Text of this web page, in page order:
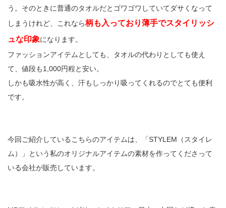
う。そのときに普通のタオルだとゴワゴワしていてダサくなって
しまうけれど、これなら柄も入っており薄手でスタイリッシ
ュな印象になります。
ファッションアイテムとしても、タオルの代わりとしても使え
て、値段も1,000円程と安い。
しかも吸水性が高く、汗もしっかり吸ってくれるのでとても便利
です。
今回ご紹介しているこちらのアイテムは、「STYLEM（スタイレ
ム）」という私のオリジナルアイテムの素材を作ってくださって
いる会社が販売しています。